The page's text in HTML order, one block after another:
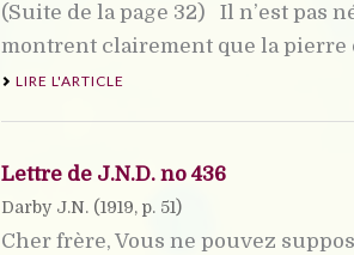
(Suite de la page 32) Il n’est pas
montrent clairement que la
LIRE L'ARTICLE
Lettre de J.N.D. no 436
Darby J.N. (1919, p. 51)
Cher frère, Vous ne pouvez